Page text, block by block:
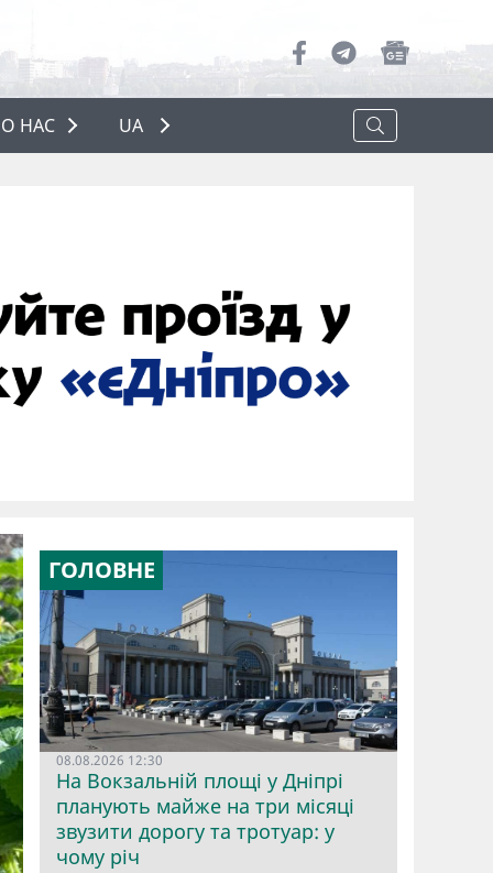
НАС
НАС
UA
ГОЛОВНЕ
08.08.2026 12:30
На Вокзальній площі у Дніпрі
планують майже на три місяці
звузити дорогу та тротуар: у
чому річ